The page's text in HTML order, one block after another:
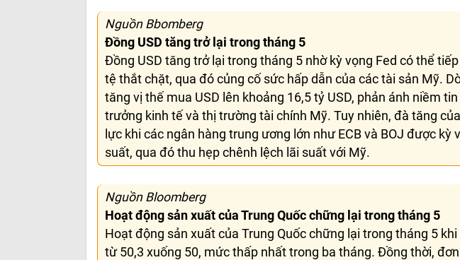
Nguồn Bbomberg
Đồng USD tăng trở lại trong tháng 5
Đồng USD tăng trở lại trong tháng 5 nhờ kỳ vọng Fed có thể
tệ thắt chặt, qua đó củng cố sức hấp dẫn của các tài sản Mỹ.
tăng vị thế mua USD lên khoảng 16,5 tỷ USD, phản ánh niềm
trưởng kinh tế và thị trường tài chính Mỹ. Tuy nhiên, đà tăng
lực khi các ngân hàng trung ương lớn như ECB và BOJ được kỳ
suất, qua đó thu hẹp chênh lệch lãi suất với Mỹ.
Nguồn Bloomberg
Hoạt động sản xuất của Trung Quốc chững lại trong tháng 5
Hoạt động sản xuất của Trung Quốc chững lại trong tháng 5
từ 50,3 xuống 50, mức thấp nhất trong ba tháng. Đồng thời,